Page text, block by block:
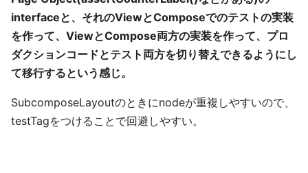
interfaceと、それのViewとComposeでのテストの実装
を作って、ViewとCompose両方の実装を作って、プロ
ダクションコードとテスト両方を切り替えできるようにし
て移行するという感じ。
SubcomposeLayoutのときにnodeが重複しやすいので、
testTagをつけることで回避しやすい。